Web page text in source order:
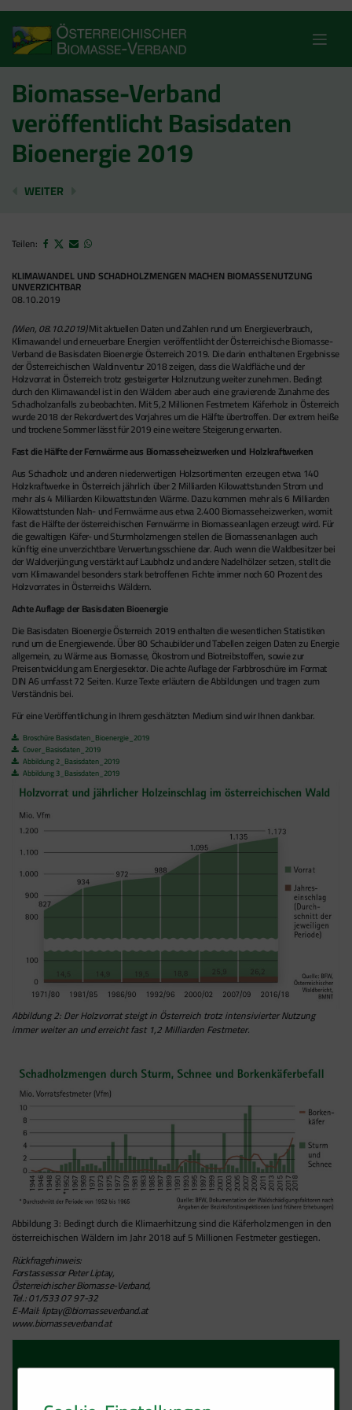
content
Biomasse-Verband
veröffentlicht Basisdaten
Bioenergie 2019
ÖBMV BEGRÜSST ALL-PARTEIEN-EINIGUNG ZU
WEITER
Teilen:
KLIMAWANDEL UND SCHADHOLZMENGEN MACHEN BIOMASSENUTZUNG
UNVERZICHTBAR
08.10.2019
(Wien, 08.10.2019)Mit aktuellen Daten und Zahlen rund um Energieverbrauch,
Klimawandel und erneuerbare Energien veröffentlicht der Österreichische Biomasse-
Verband die Basisdaten Bioenergie Österreich 2019. Die darin enthaltenen Ergebnisse
der Österreichischen Waldinventur 2018 zeigen, dass die Waldfläche und der
Holzvorrat in Österreich trotz gesteigerter Holznutzung weiter zunehmen. Bedingt
durch den Klimawandel ist in den Wäldern aber auch eine gravierende Zunahme des
Schadholzanfalls zu beobachten. Mit 5,2 Millionen Festmetern Käferholz in Österreich
wurde 2018 der Rekordwert des Vorjahres um die Hälfte übertroffen. Der extrem heiße
und trockene Sommer lässt für 2019 eine weitere Steigerung erwarten.
Fast die Hälfte der Fernwärme aus Biomasseheizwerken und Holzkraftwerken
Aus Schadholz und anderen niederwertigen Holzsortimenten erzeugen etwa 140
Holzkraftwerke in Österreich jährlich über 2 Milliarden Kilowattstunden Strom und
mehr als 4 Milliarden Kilowattstunden Wärme. Dazu kommen mehr als 6 Milliarden
Kilowattstunden Nah- und Fernwärme aus etwa 2.400 Biomasseheizwerken, womit
fast die Hälfte der österreichischen Fernwärme in Biomasseanlagen erzeugt wird. Für
die gewaltigen Käfer- und Sturmholzmengen stellen die Biomassenanlagen auch
künftig eine unverzichtbare Verwertungsschiene dar. Auch wenn die Waldbesitzer bei
der Waldverjüngung verstärkt auf Laubholz und andere Nadelhölzer setzen, stellt die
vom Klimawandel besonders stark betroffenen Fichte immer noch 60 Prozent des
Holzvorrates in Österreichs Wäldern.
Achte Auflage der Basisdaten Bioenergie
Die Basisdaten Bioenergie Österreich 2019 enthalten die wesentlichen Statistiken
rund um die Energiewende. Über 80 Schaubilder und Tabellen zeigen Daten zu Energie
allgemein, zu Wärme aus Biomasse, Ökostrom und Biotreibstoffen, sowie zur
Preisentwicklung am Energiesektor. Die achte Auflage der Farbbroschüre im Format
DIN A6 umfasst 72 Seiten. Kurze Texte erläutern die Abbildungen und tragen zum
Verständnis bei.
Für eine Veröffentlichung in Ihrem geschätzten Medium sind wir Ihnen dankbar.
Broschüre Basisdaten_Bioenergie_2019
Cover_Basisdaten_2019
Abbildung 2_Basisdaten_2019
Abbildung 3_Basisdaten_2019
Abbildung 2: Der Holzvorrat steigt in Österreich trotz intensivierter Nutzung
immer weiter an und erreicht fast 1,2 Milliarden Festmeter.
Abbildung 3: Bedingt durch die Klimaerhitzung sind die Käferholzmengen in den
österreichischen Wäldern im Jahr 2018 auf 5 Millionen Festmeter gestiegen.
Rückfragehinweis:
Forstassessor Peter Liptay,
Österreichischer Biomasse-Verband,
Tel.: 01/533 07 97-32
E-Mail:liptay@biomasseverband.at
www.biomasseverband.at